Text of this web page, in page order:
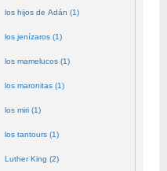
los hijos de Adán (1)
los jenízaros (1)
los mamelucos (1)
los maronitas (1)
los miri (1)
los tantours (1)
Luther King (2)